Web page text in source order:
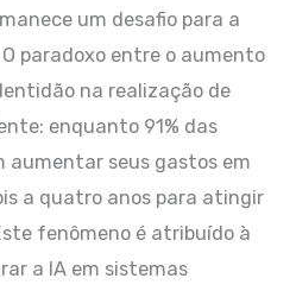
um desafio para a
paradoxo entre o aumento
na realização de
enquanto 91% das
aumentar seus gastos em
a quatro anos para atingir
fenômeno é atribuído à
a IA em sistemas